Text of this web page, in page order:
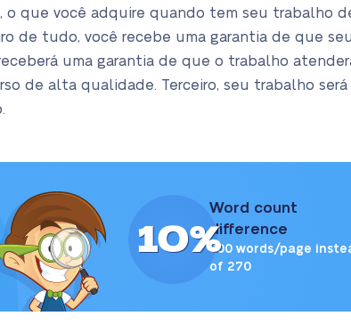
o que você adquire quando tem seu trabalho
de tudo, você recebe uma garantia de que
uma garantia de que o trabalho
de alta qualidade. Terceiro, seu trabalho
10%
Word count
difference
300 words/page
of 270